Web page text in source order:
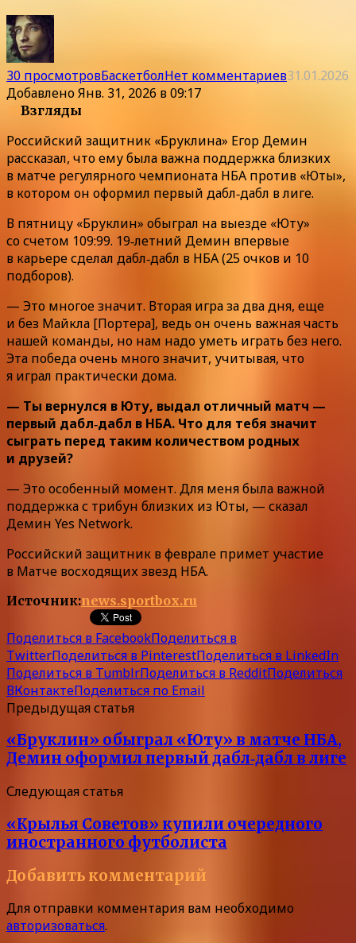
30 просмотровБаскетболНет комментариев31.01.2026
ДобавленоЯнв. 31, 2026 в 09:17
Взгляды
Российский защитник «Бруклина» Егор Демин
рассказал, что ему была важна поддержка близких
в матче регулярного чемпионата НБА против «Юты»,
в котором он оформил первый дабл‑дабл в лиге.
В пятницу «Бруклин» обыграл на выезде «Юту»
со счетом 109:99. 19‑летний Демин впервые
в карьере сделал дабл‑дабл в НБА (25 очков и 10
подборов).
— Это многое значит. Вторая игра за два дня, еще
и без Майкла [Портера], ведь он очень важная часть
нашей команды, но нам надо уметь играть без него.
Эта победа очень много значит, учитывая, что
я играл практически дома.
— Ты вернулся в Юту, выдал отличный матч —
первый дабл‑дабл в НБА. Что для тебя значит
сыграть перед таким количеством родных
и друзей?
— Это особенный момент. Для меня была важной
поддержка с трибун близких из Юты, — сказал
Демин Yes Network.
Российский защитник в феврале примет участие
в Матче восходящих звезд НБА.
Источник:news.sportbox.ru
Поделиться в FacebookПоделиться в
TwitterПоделиться в PinterestПоделиться в LinkedIn
Поделиться в TumblrПоделиться в RedditПоделиться
ВКонтактеПоделиться по Email
Предыдущая статья
«Бруклин» обыграл «Юту» в матче НБА,
Демин оформил первый дабл‑дабл в лиге
Следующая статья
«Крылья Советов» купили очередного
иностранного футболиста
Добавить комментарий
Для отправки комментария вам необходимо
авторизоваться.